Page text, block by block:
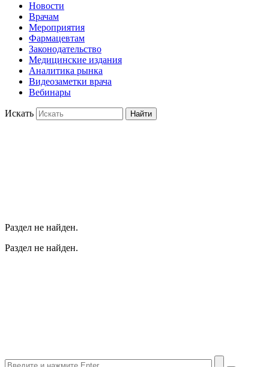
Новости
Врачам
Мероприятия
Фармацевтам
Законодательство
Медицинские издания
Аналитика рынка
Видеозаметки врача
Вебинары
Искать Найти
Раздел не найден.
Раздел не найден.